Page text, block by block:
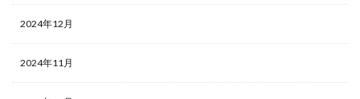
2024年12月
2024年11月